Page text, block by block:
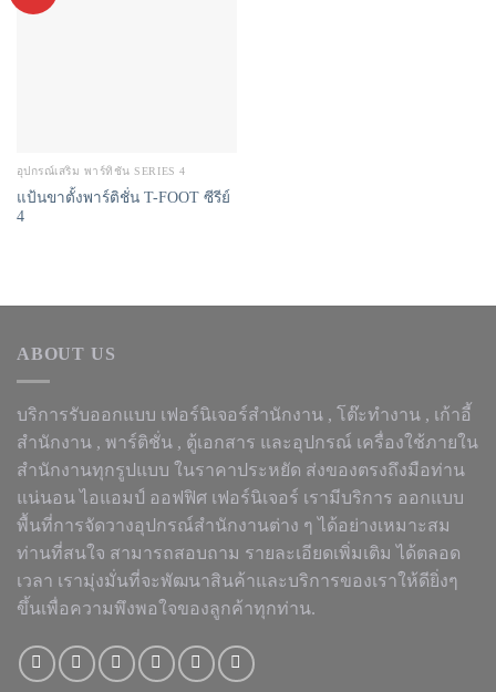
อุปกรณ์เสริม พาร์ทิชั่น SERIES 4
แป้นขาตั้งพาร์ติชั่น T-FOOT ซีรีย์
4
ABOUT US
บริการรับออกแบบ เฟอร์นิเจอร์สำนักงาน , โต๊ะทำงาน , เก้าอี้
สำนักงาน , พาร์ติชั่น , ตู้เอกสาร และอุปกรณ์ เครื่องใช้ภายใน
สำนักงานทุกรูปแบบ ในราคาประหยัด ส่งของตรงถึงมือท่าน
แน่นอน ไอแอมป์ ออฟฟิศ เฟอร์นิเจอร์ เรามีบริการ ออกแบบ
พื้นที่การจัดวางอุปกรณ์สำนักงานต่าง ๆ ได้อย่างเหมาะสม
ท่านที่สนใจ สามารถสอบถาม รายละเอียดเพิ่มเติม ได้ตลอด
เวลา เรามุ่งมั่นที่จะพัฒนาสินค้าและบริการของเราให้ดียิ่งๆ
ขึ้นเพื่อความพึงพอใจของลูกค้าทุกท่าน.